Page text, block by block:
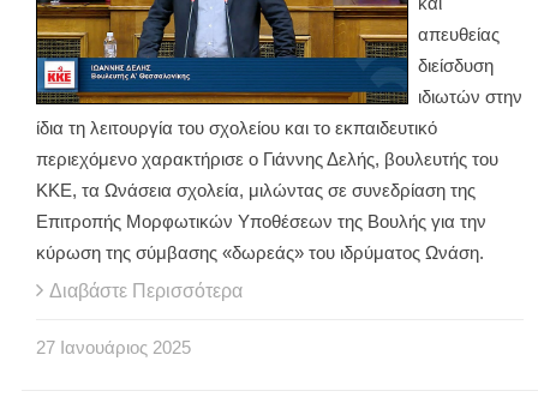
απευθείας
διείσδυση
ιδιωτών στην
ίδια τη λειτουργία του σχολείου και το εκπαιδευτικό
περιεχόμενο χαρακτήρισε ο Γιάννης Δελής, βουλευτής του
ΚΚΕ, τα Ωνάσεια σχολεία, μιλώντας σε συνεδρίαση της
Επιτροπής Μορφωτικών Υποθέσεων της Βουλής για την
κύρωση της σύμβασης «δωρεάς» του ιδρύματος Ωνάση.
Διαβάστε Περισσότερα
27 Ιανουάριος 2025